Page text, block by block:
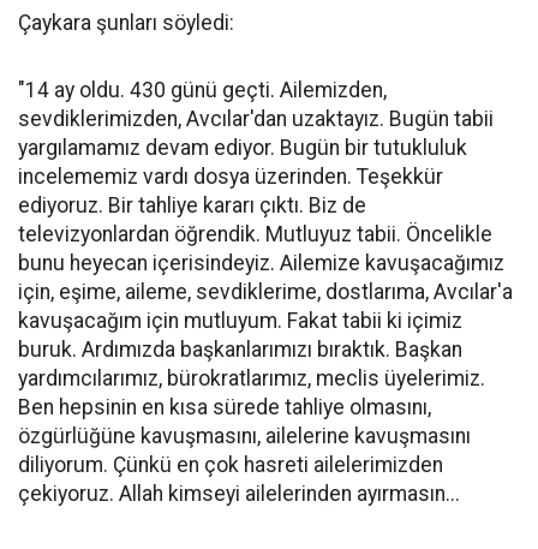
Çaykara şunları söyledi:
"14 ay oldu. 430 günü geçti. Ailemizden,
sevdiklerimizden, Avcılar'dan uzaktayız. Bugün tabii
yargılamamız devam ediyor. Bugün bir tutukluluk
incelememiz vardı dosya üzerinden. Teşekkür
ediyoruz. Bir tahliye kararı çıktı. Biz de
televizyonlardan öğrendik. Mutluyuz tabii. Öncelikle
bunu heyecan içerisindeyiz. Ailemize kavuşacağımız
için, eşime, aileme, sevdiklerime, dostlarıma, Avcılar'a
kavuşacağım için mutluyum. Fakat tabii ki içimiz
buruk. Ardımızda başkanlarımızı bıraktık. Başkan
yardımcılarımız, bürokratlarımız, meclis üyelerimiz.
Ben hepsinin en kısa sürede tahliye olmasını,
özgürlüğüne kavuşmasını, ailelerine kavuşmasını
diliyorum. Çünkü en çok hasreti ailelerimizden
çekiyoruz. Allah kimseyi ailelerinden ayırmasın...